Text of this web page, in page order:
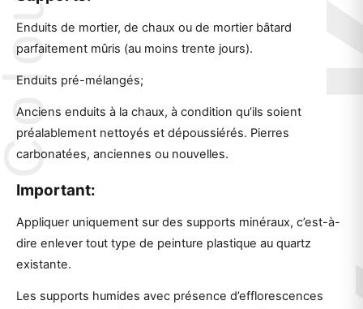
Enduits de mortier, de chaux ou de mortier bâtard
parfaitement mûris (au moins trente jours).
Enduits pré-mélangés;
Anciens enduits à la chaux, à condition qu’ils soient
préalablement nettoyés et dépoussiérés. Pierres
carbonatées, anciennes ou nouvelles.
Important:
Appliquer uniquement sur des supports minéraux, c’est-à-
dire enlever tout type de peinture plastique au quartz
existante.
Les supports humides avec présence d’efflorescences